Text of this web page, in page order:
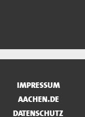
IMPRESSUM
AACHEN.DE
DATENSCHUTZ